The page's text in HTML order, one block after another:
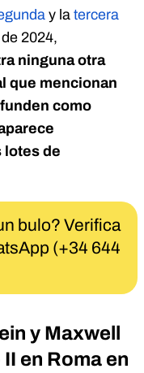
y la tercera
2024,
ninguna otra
que mencionan
como
lotes de
bulo? Verifica
(+34 644
y Maxwell
en Roma en